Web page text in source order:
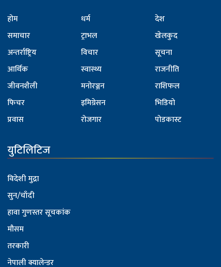
होम
समाचार
अन्तर्राष्ट्रिय
आर्थिक
जीवनशैली
फिचर
प्रवास
धर्म
ट्राभल
विचार
स्वास्थ्य
मनोरञ्जन
इमिग्रेसन
रोजगार
देश
खेलकुद
सूचना
राजनीति
राशिफल
भिडियो
पोडकास्ट
युटिलिटिज
विदेशी मुद्रा
सुन/चाँदी
हावा गुणस्तर सूचकांक
मौसम
तरकारी
नेपाली क्यालेन्डर